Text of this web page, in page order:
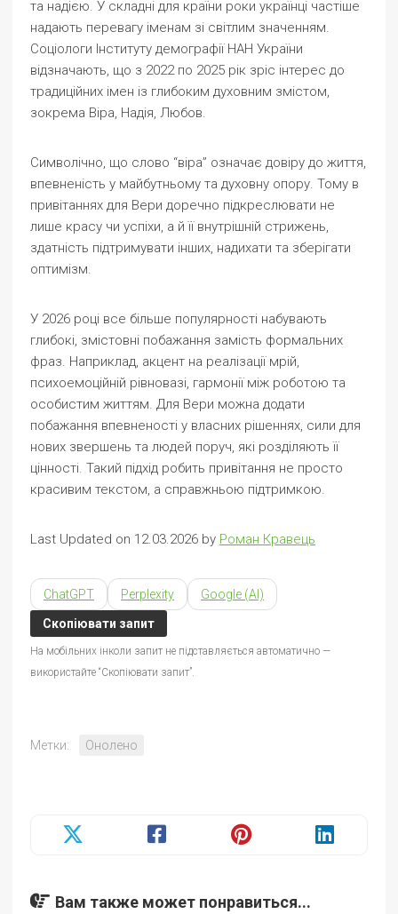
та надією. У складні для країни роки українці частіше
надають перевагу іменам зі світлим значенням.
Соціологи Інституту демографії НАН України
відзначають, що з 2022 по 2025 рік зріс інтерес до
традиційних імен із глибоким духовним змістом,
зокрема Віра, Надія, Любов.
Символічно, що слово “віра” означає довіру до життя,
впевненість у майбутньому та духовну опору. Тому в
привітаннях для Вери доречно підкреслювати не
лише красу чи успіхи, а й її внутрішній стрижень,
здатність підтримувати інших, надихати та зберігати
оптимізм.
У 2026 році все більше популярності набувають
глибокі, змістовні побажання замість формальних
фраз. Наприклад, акцент на реалізації мрій,
психоемоційній рівновазі, гармонії між роботою та
особистим життям. Для Вери можна додати
побажання впевненості у власних рішеннях, сили для
нових звершень та людей поруч, які розділяють її
цінності. Такий підхід робить привітання не просто
красивим текстом, а справжньою підтримкою.
Last Updated on 12.03.2026 by Роман Кравець
ChatGPT Perplexity Google (AI)
Скопіювати запит
На мобільних інколи запит не підставляється автоматично —
використайте “Скопіювати запит”.
Метки: Онолено
Вам также может понравиться...